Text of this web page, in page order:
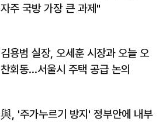
자주 국방 가장 큰 과제"
김용범 실장, 오세훈 시장과 오늘 오
찬회동...서울시 주택 공급 논의
與, '주가누르기 방지' 정부안에 내부